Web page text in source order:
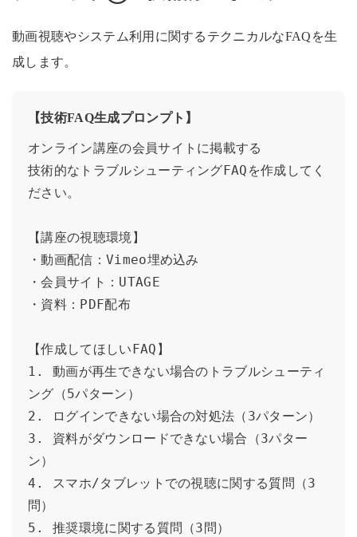
動画視聴やシステム利用に関するテクニカルなFAQを生
成します。
【技術FAQ生成プロンプト】
オンライン講座の会員サイトに掲載する
技術的なトラブルシューティングFAQを作成してく
ださい。
【講座の視聴環境】
・動画配信：Vimeo埋め込み
・会員サイト：UTAGE
・資料：PDF配布
【作成してほしいFAQ】
1. 動画が再生できない場合のトラブルシューティ
ング（5パターン）
2. ログインできない場合の対処法（3パターン）
3. 資料がダウンロードできない場合（3パター
ン）
4. スマホ/タブレットでの視聴に関する質問（3
問）
5. 推奨環境に関する質問（3問）